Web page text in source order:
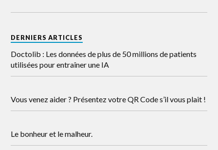
DERNIERS ARTICLES
Doctolib : Les données de plus de 50 millions de patients
utilisées pour entraîner une IA
Vous venez aider ? Présentez votre QR Code s’il vous plait !
Le bonheur et le malheur.